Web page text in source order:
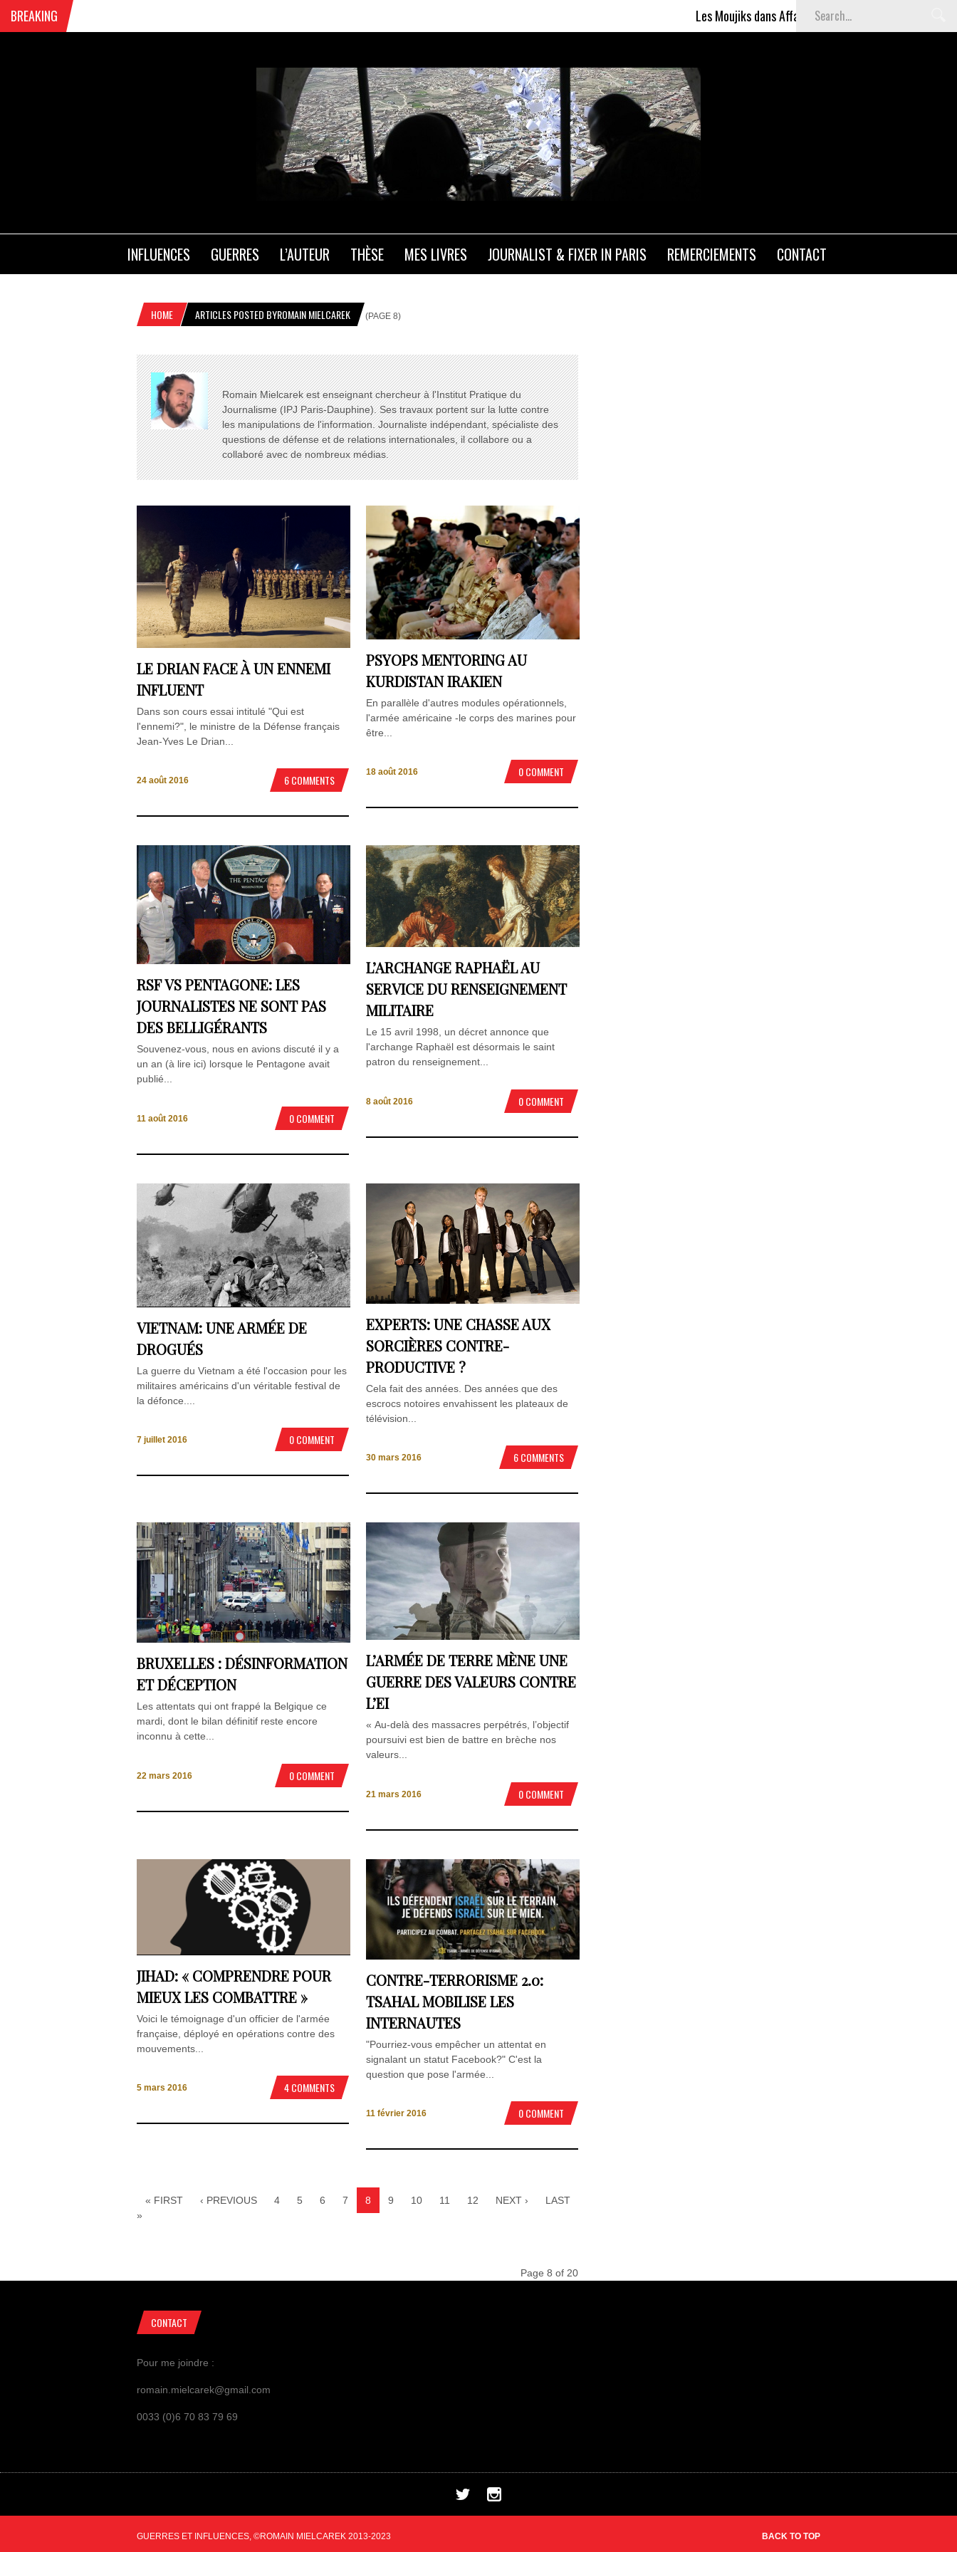
BREAKING Les Moujiks dans Affaires sensibles
INFLUENCES GUERRES L’AUTEUR THÈSE MES LIVRES JOURNALIST & FIXER IN PARIS REMERCIEMENTS CONTACT
HOME ARTICLES POSTED BYROMAIN MIELCAREK (PAGE 8)
Romain Mielcarek est enseignant chercheur à l'Institut Pratique du
Journalisme (IPJ Paris-Dauphine). Ses travaux portent sur la lutte contre
les manipulations de l'information. Journaliste indépendant, spécialiste des
questions de défense et de relations internationales, il collabore ou a
collaboré avec de nombreux médias.
LE DRIAN FACE À UN ENNEMI
INFLUENT
Dans son cours essai intitulé "Qui est
l'ennemi?", le ministre de la Défense français
Jean-Yves Le Drian...
24 août 2016 6 COMMENTS
PSYOPS MENTORING AU
KURDISTAN IRAKIEN
En parallèle d'autres modules opérationnels,
l'armée américaine -le corps des marines pour
être...
18 août 2016 0 COMMENT
RSF VS PENTAGONE: LES
JOURNALISTES NE SONT PAS
DES BELLIGÉRANTS
Souvenez-vous, nous en avions discuté il y a
un an (à lire ici) lorsque le Pentagone avait
publié...
11 août 2016 0 COMMENT
L’ARCHANGE RAPHAËL AU
SERVICE DU RENSEIGNEMENT
MILITAIRE
Le 15 avril 1998, un décret annonce que
l'archange Raphaël est désormais le saint
patron du renseignement...
8 août 2016 0 COMMENT
VIETNAM: UNE ARMÉE DE
DROGUÉS
La guerre du Vietnam a été l'occasion pour les
militaires américains d'un véritable festival de
la défonce....
7 juillet 2016 0 COMMENT
EXPERTS: UNE CHASSE AUX
SORCIÈRES CONTRE-
PRODUCTIVE ?
Cela fait des années. Des années que des
escrocs notoires envahissent les plateaux de
télévision...
30 mars 2016 6 COMMENTS
BRUXELLES : DÉSINFORMATION
ET DÉCEPTION
Les attentats qui ont frappé la Belgique ce
mardi, dont le bilan définitif reste encore
inconnu à cette...
22 mars 2016 0 COMMENT
L’ARMÉE DE TERRE MÈNE UNE
GUERRE DES VALEURS CONTRE
L’EI
« Au-delà des massacres perpétrés, l’objectif
poursuivi est bien de battre en brèche nos
valeurs...
21 mars 2016 0 COMMENT
JIHAD: « COMPRENDRE POUR
MIEUX LES COMBATTRE »
Voici le témoignage d'un officier de l'armée
française, déployé en opérations contre des
mouvements...
5 mars 2016 4 COMMENTS
CONTRE-TERRORISME 2.0:
TSAHAL MOBILISE LES
INTERNAUTES
"Pourriez-vous empêcher un attentat en
signalant un statut Facebook?" C'est la
question que pose l'armée...
11 février 2016 0 COMMENT
« FIRST ‹ PREVIOUS 4 5 6 7 8 9 10 11 12 NEXT ›
LAST
»
Page 8 of 20
CONTACT
Pour me joindre :
romain.mielcarek@gmail.com
0033 (0)6 70 83 79 69
GUERRES ET INFLUENCES, ©ROMAIN MIELCAREK 2013-2023 BACK TO TOP